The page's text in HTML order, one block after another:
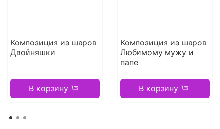
Композиция из шаров
Двойняшки
В корзину
Композиция из шаров
Любимому мужу и
папе
В корзину